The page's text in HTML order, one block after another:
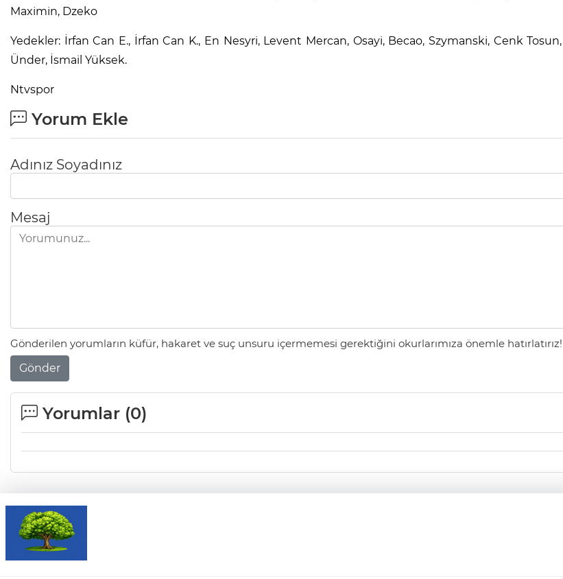
Maximin, Dzeko
Yedekler: İrfan Can E., İrfan Can K., En Nesyri, Levent Mercan, Osayi, Becao, Szymanski, Cenk
Ünder, İsmail Yüksek.
Ntvspor
Yorum Ekle
Adınız Soyadınız
Mesaj
Gönderilen yorumların küfür, hakaret ve suç unsuru içermemesi gerektiğini okurlarımıza önemle hatırlatırız!
Gönder
Yorumlar (0)